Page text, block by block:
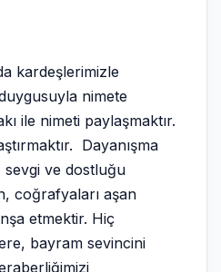
kardeşlerimizle
nimete
ile nimeti paylaşmaktır.
Dayanışma
ve dostluğu
coğrafyaları aşan
etmektir. Hiç
bayram sevincini